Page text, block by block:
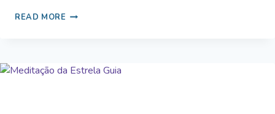
READ MORE MEDITAÇÃO